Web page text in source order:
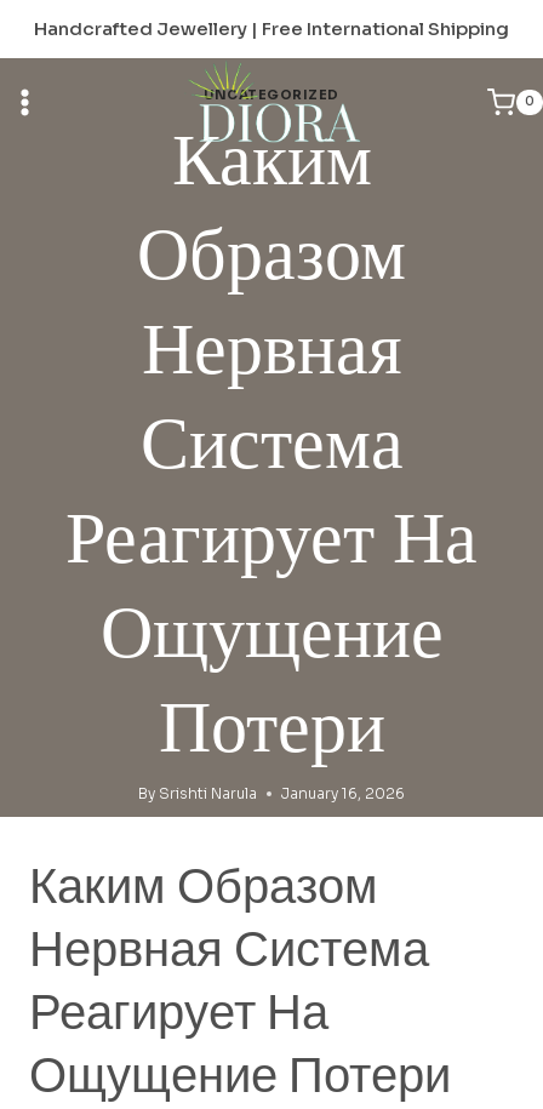
content
Handcrafted Jewellery | Free International Shipping
0
UNCATEGORIZED
Каким
Образом
Нервная
Система
Реагирует На
Ощущение
Потери
By Srishti Narula January 16, 2026
Каким Образом
Нервная Система
Реагирует На
Ощущение Потери